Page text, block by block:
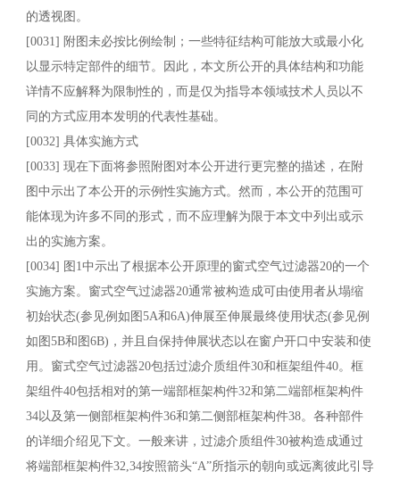
的透视图。
[0031] 附图未必按比例绘制；一些特征结构可能放大或最小化
以显示特定部件的细节。因此，本文所公开的具体结构和功能
详情不应解释为限制性的，而是仅为指导本领域技术人员以不
同的方式应用本发明的代表性基础。
[0032] 具体实施方式
[0033] 现在下面将参照附图对本公开进行更完整的描述，在附
图中示出了本公开的示例性实施方式。然而，本公开的范围可
能体现为许多不同的形式，而不应理解为限于本文中列出或示
出的实施方案。
[0034] 图1中示出了根据本公开原理的窗式空气过滤器20的一个
实施方案。窗式空气过滤器20通常被构造成可由使用者从塌缩
初始状态(参见例如图5A和6A)伸展至伸展最终使用状态(参见例
如图5B和图6B)，并且自保持伸展状态以在窗户开口中安装和使
用。窗式空气过滤器20包括过滤介质组件30和框架组件40。框
架组件40包括相对的第一端部框架构件32和第二端部框架构件
34以及第一侧部框架构件36和第二侧部框架构件38。各种部件
的详细介绍见下文。一般来讲，过滤介质组件30被构造成通过
将端部框架构件32,34按照箭头“A”所指示的朝向或远离彼此引导